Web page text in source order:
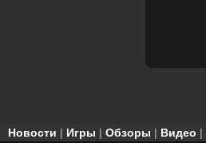
Новости | Игры | Обзоры | Видео |